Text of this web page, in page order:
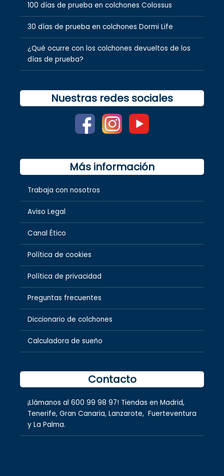
100 días de prueba en colchones Colossus
30 días de prueba en colchones Dormi Life
¿Qué ocurre con los colchones devueltos de los
días de prueba?
Nuestras redes sociales
Más información
Trabaja con nosotros
Aviso Legal
Canal Ético
Política de cookies
Política de privacidad
Preguntas frecuentes
Diccionario de colchones
Calculadora de sueño
Contacto
¡Llámanos al 600 99 98 97! Tiendas en Madrid,
Tenerife, Gran Canaria, Lanzarote, Fuerteventura
y La Palma.